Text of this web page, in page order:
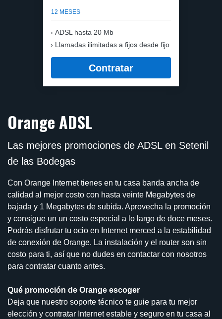
12 MESES
ADSL hasta 20 Mb
Llamadas ilimitadas a fijos desde fijo
Contratar
Orange ADSL
Las mejores promociones de ADSL en Setenil
de las Bodegas
Con Orange Internet tienes en tu casa banda ancha de
calidad al mejor costo con hasta veinte Megabytes de
bajada y 1 Megabytes de subida. Aprovecha la promoción
y consigue un un costo especial a lo largo de doce meses.
Podrás disfrutar tu ocio en Internet merced a la estabilidad
de conexión de Orange. La instalación y el router son sin
costo para ti, así que no dudes en contactar con nosotros
para contratar cuanto antes.
Qué promoción de Orange escoger
Deja que nuestro soporte técnico te guie para tu mejor
elección y contratar Internet estable y seguro en tu casa al